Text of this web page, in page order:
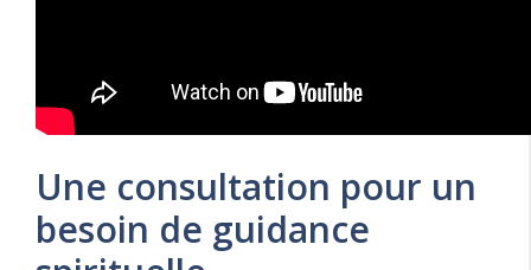
Une consultation pour un
besoin de guidance